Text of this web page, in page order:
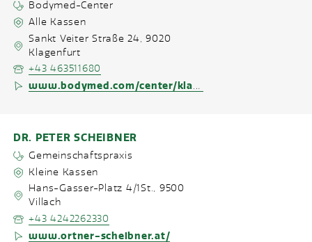
Bodymed-Center
Alle Kassen
Sankt Veiter Straße 24,9020
Klagenfurt
+43 463511680
www.bodymed.com/center/klagenfurt2
DR. PETER SCHEIBNER
Gemeinschaftspraxis
Kleine Kassen
Hans-Gasser-Platz 4/1St., 9500
Villach
+43 4242262330
www.ortner-scheibner.at/